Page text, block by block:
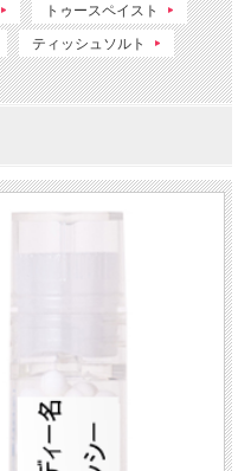
トゥースペイスト
ティッシュソルト